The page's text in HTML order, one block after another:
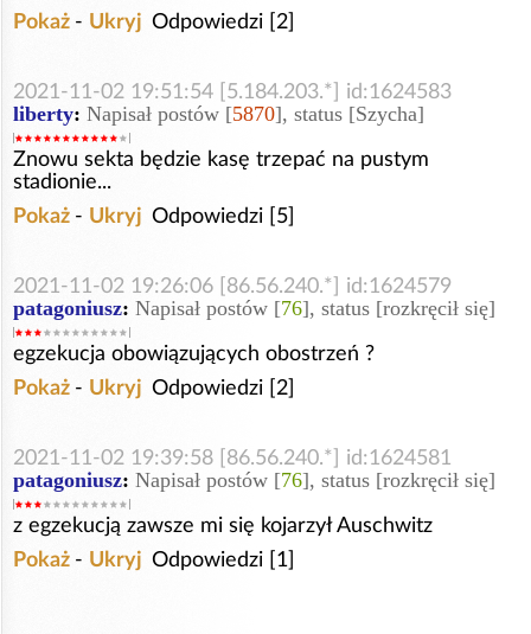
Pokaż - Ukryj Odpowiedzi [2]
2021-11-02 19:51:54 [5.184.203.*] id:1624583
liberty: Napisał postów [5870], status [Szycha]
Znowu sekta będzie kasę trzepać na pustym
stadionie...
Pokaż - Ukryj Odpowiedzi [5]
2021-11-02 19:26:06 [86.56.240.*] id:1624579
patagoniusz: Napisał postów [76], status [rozkręcił się]
egzekucja obowiązujących obostrzeń ?
Pokaż - Ukryj Odpowiedzi [2]
2021-11-02 19:39:58 [86.56.240.*] id:1624581
patagoniusz: Napisał postów [76], status [rozkręcił się]
z egzekucją zawsze mi się kojarzył Auschwitz
Pokaż - Ukryj Odpowiedzi [1]